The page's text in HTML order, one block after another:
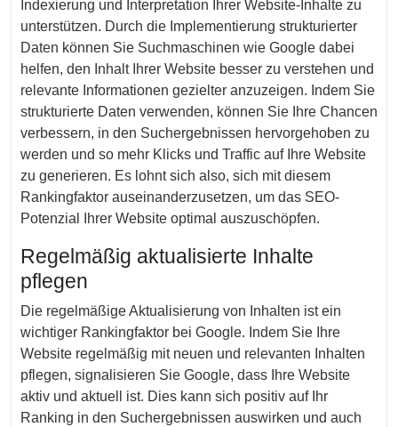
Indexierung und Interpretation Ihrer Website-Inhalte zu
unterstützen. Durch die Implementierung strukturierter
Daten können Sie Suchmaschinen wie Google dabei
helfen, den Inhalt Ihrer Website besser zu verstehen und
relevante Informationen gezielter anzuzeigen. Indem Sie
strukturierte Daten verwenden, können Sie Ihre Chancen
verbessern, in den Suchergebnissen hervorgehoben zu
werden und so mehr Klicks und Traffic auf Ihre Website
zu generieren. Es lohnt sich also, sich mit diesem
Rankingfaktor auseinanderzusetzen, um das SEO-
Potenzial Ihrer Website optimal auszuschöpfen.
Regelmäßig aktualisierte Inhalte
pflegen
Die regelmäßige Aktualisierung von Inhalten ist ein
wichtiger Rankingfaktor bei Google. Indem Sie Ihre
Website regelmäßig mit neuen und relevanten Inhalten
pflegen, signalisieren Sie Google, dass Ihre Website
aktiv und aktuell ist. Dies kann sich positiv auf Ihr
Ranking in den Suchergebnissen auswirken und auch